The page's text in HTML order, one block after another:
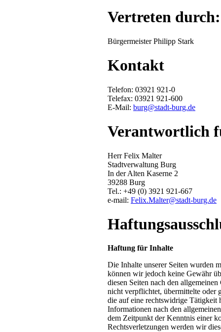
Vertreten durch:
Bürgermeister Philipp Stark
Kontakt
Telefon: 03921 921-0
Telefax: 03921 921-600
E-Mail: burg@stadt-burg.de
Verantwortlich
Herr Felix Malter
Stadtverwaltung Burg
In der Alten Kaserne 2
39288 Burg
Tel.: +49 (0) 3921 921-667
e-mail: Felix.Malter@stadt-burg.de
Haftung für Inhalte
Die Inhalte unserer Seiten wurden
können wir jedoch keine Gewähr
diesen Seiten nach den
nicht verpflichtet, übermittelte oder
die auf eine rechtswidrige Tätigkeit
Informationen nach den
dem Zeitpunkt der Kenntnis einer
Rechtsverletzungen werden wir